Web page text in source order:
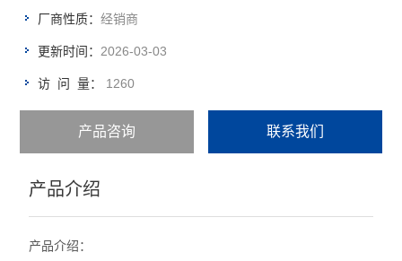
厂商性质：经销商
更新时间：2026-03-03
访 问 量： 1260
产品咨询 联系我们
产品介绍
产品介绍：